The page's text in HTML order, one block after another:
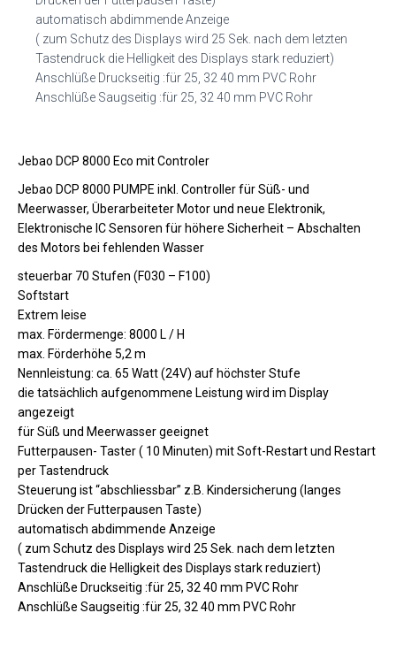
automatisch abdimmende Anzeige
( zum Schutz des Displays wird 25 Sek. nach dem letzten
Tastendruck die Helligkeit des Displays stark reduziert)
Anschlüße Druckseitig :für 25, 32 40 mm PVC Rohr
Anschlüße Saugseitig :für 25, 32 40 mm PVC Rohr
Jebao DCP 8000 Eco mit Controler
Jebao DCP 8000 PUMPE inkl. Controller für Süß- und
Meerwasser, Überarbeiteter Motor und neue Elektronik,
Elektronische IC Sensoren für höhere Sicherheit – Abschalten
des Motors bei fehlenden Wasser
steuerbar 70 Stufen (F030 – F100)
Softstart
Extrem leise
max. Fördermenge: 8000 L / H
max. Förderhöhe 5,2 m
Nennleistung: ca. 65 Watt (24V) auf höchster Stufe
die tatsächlich aufgenommene Leistung wird im Display
angezeigt
für Süß und Meerwasser geeignet
Futterpausen- Taster ( 10 Minuten) mit Soft-Restart und Restart
per Tastendruck
Steuerung ist “abschliessbar” z.B. Kindersicherung (langes
Drücken der Futterpausen Taste)
automatisch abdimmende Anzeige
( zum Schutz des Displays wird 25 Sek. nach dem letzten
Tastendruck die Helligkeit des Displays stark reduziert)
Anschlüße Druckseitig :für 25, 32 40 mm PVC Rohr
Anschlüße Saugseitig :für 25, 32 40 mm PVC Rohr